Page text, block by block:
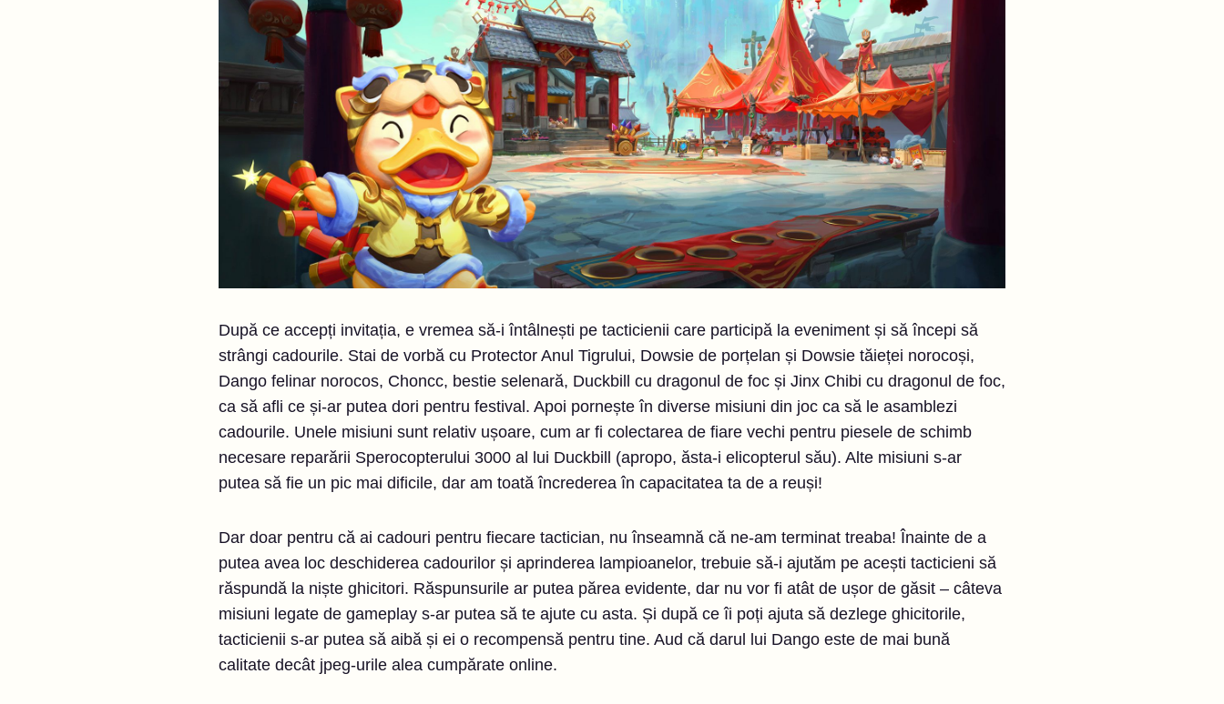
După ce accepți invitația, e vremea să-i întâlnești pe tacticienii care participă la eveniment și să începi să
strângi cadourile. Stai de vorbă cu Protector Anul Tigrului, Dowsie de porțelan și Dowsie tăieței norocoși,
Dango felinar norocos, Choncc, bestie selenară, Duckbill cu dragonul de foc și Jinx Chibi cu dragonul de foc,
ca să afli ce și-ar putea dori pentru festival. Apoi pornește în diverse misiuni din joc ca să le asamblezi
cadourile. Unele misiuni sunt relativ ușoare, cum ar fi colectarea de fiare vechi pentru piesele de schimb
necesare reparării Sperocopterului 3000 al lui Duckbill (apropo, ăsta-i elicopterul său). Alte misiuni s-ar
putea să fie un pic mai dificile, dar am toată încrederea în capacitatea ta de a reuși!
Dar doar pentru că ai cadouri pentru fiecare tactician, nu înseamnă că ne-am terminat treaba! Înainte de a
putea avea loc deschiderea cadourilor și aprinderea lampioanelor, trebuie să-i ajutăm pe acești tacticieni să
răspundă la niște ghicitori. Răspunsurile ar putea părea evidente, dar nu vor fi atât de ușor de găsit – câteva
misiuni legate de gameplay s-ar putea să te ajute cu asta. Și după ce îi poți ajuta să dezlege ghicitorile,
tacticienii s-ar putea să aibă și ei o recompensă pentru tine. Aud că darul lui Dango este de mai bună
calitate decât jpeg-urile alea cumpărate online.